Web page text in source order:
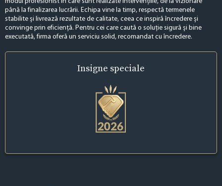
până la finalizarea lucrării. Echipa vine la timp, respectă termenele
stabilite și livrează rezultate de calitate, ceea ce inspiră încredere și
convinge prin eficiență. Pentru cei care caută o soluție sigură și bine
executată, firma oferă un serviciu solid, recomandat cu încredere.
Insigne speciale